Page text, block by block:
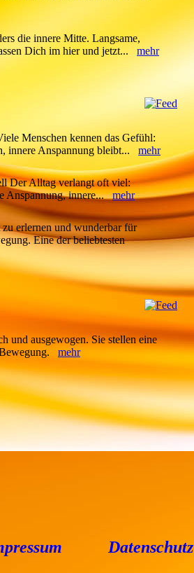
die innere Mitte. Langsame,
Dich im hier und jetzt... mehr
Menschen kennen das Gefühl:
innere Anspannung bleibt... mehr
Der Alltag verlangt oft viel:
Anspannung, innere...mehr
erlernen und wunderbar für
Eine der beliebtesten
und ausgewogen. Sie stellen eine
mehr
Datenschutz